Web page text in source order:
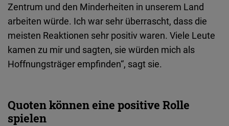
Zentrum und den Minderheiten in unserem Land
arbeiten würde. Ich war sehr überrascht, dass die
meisten Reaktionen sehr positiv waren. Viele Leute
kamen zu mir und sagten, sie würden mich als
Hoffnungsträger empfinden“, sagt sie.
Quoten können eine positive Rolle
spielen